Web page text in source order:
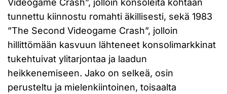
Videogame Crash”, jolloin konsoleita kohtaan
tunnettu kiinnostu romahti äkillisesti, sekä 1983
”The Second Videogame Crash”, jolloin
hillittömään kasvuun lähteneet konsolimarkkinat
tukehtuivat ylitarjontaa ja laadun
heikkenemiseen. Jako on selkeä, osin
perusteltu ja mielenkiintoinen, toisaalta